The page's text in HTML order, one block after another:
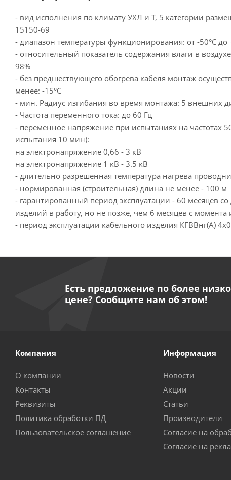
- вид исполнения по климату УХЛ и Т, 5 категории
15150-69
- диапазон температуры функционирования: от -50°С до
- относительный показатель содержания влаги в
98%
- без предшествующего обогрева кабеля монтаж
менее: -15°С
- мин. Радиус изгибания во время монтажа: 5 внешних
- Частота переменного тока: до 60 Гц
- переменное напряжение при испытаниях на частотах
испытания 10 мин):
на электронапряжение 0,66 - 3 кВ
на электронапряжение 1 кВ - 3.5 кВ
- длительно разрешенная температура нагрева
- нормированная (строительная) длина не менее - 100 м
- гарантированный период эксплуатации - 60 месяцев
изделий в работу, но не позже, чем 6 месяцев с момента
- период эксплуатации кабельного изделия КГВВнг(А)
Есть предложение по более
цене? Сообщите нам об этом!
Компания
О компании
Контакты
Реквизиты
Политика обработки ПД
Пользовательское соглашение
Информация
Новости
Акции
Статьи
Производители
Согласие на
Согласие на